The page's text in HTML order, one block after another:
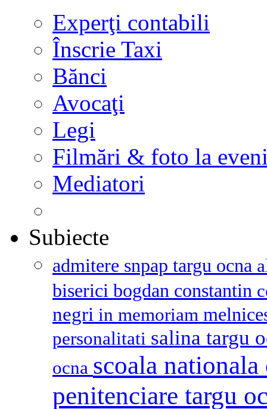
Experţi contabili
Înscrie Taxi
Bănci
Avocaţi
Legi
Filmări & foto la
Mediatori
Subiecte
admitere snpap targu ocna
biserici bogdan constantin
negri in memoriam
personalitati salina targu
ocna scoala
penitenciare targu